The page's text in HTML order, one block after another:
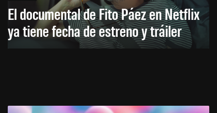
El documental de Fito Páez en Netflix
ya tiene fecha de estreno y tráiler